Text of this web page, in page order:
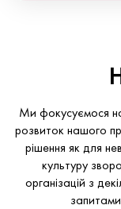
Ми фокусуємося
розвиток нашого
рішення як для
культуру
організацій з